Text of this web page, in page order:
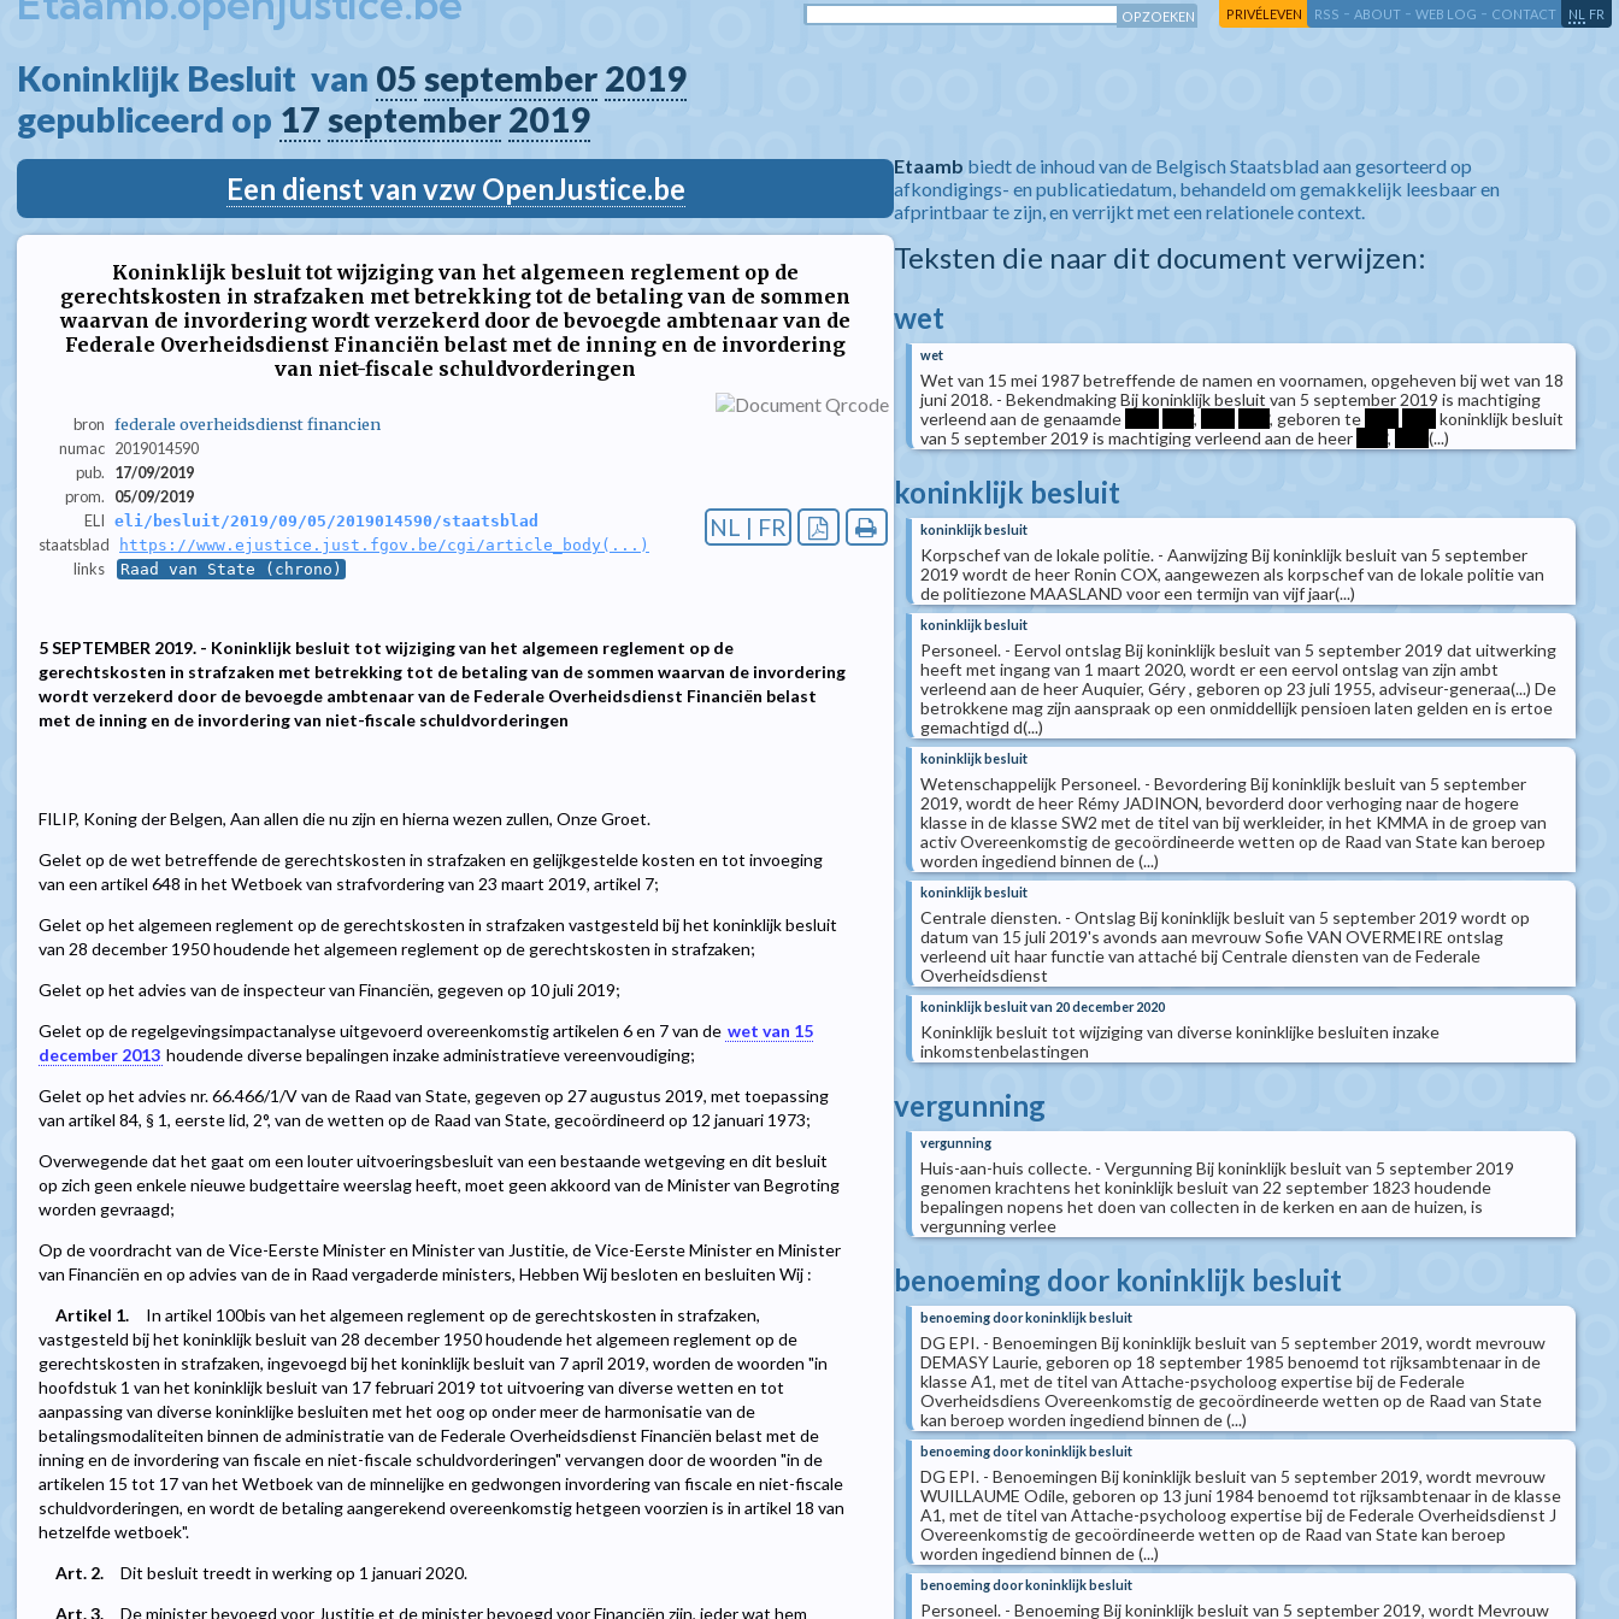
PRIVÉLEVEN RSS - ABOUT - WEB LOG - CONTACT NL FR
Koninklijk Besluit  van 05 september 2019
gepubliceerd op 17 september 2019
Een dienst van vzw OpenJustice.be
Koninklijk besluit tot wijziging van het algemeen reglement op de
gerechtskosten in strafzaken met betrekking tot de betaling van de sommen
waarvan de invordering wordt verzekerd door de bevoegde ambtenaar van de
Federale Overheidsdienst Financiën belast met de inning en de invordering
van niet-fiscale schuldvorderingen
bron federale overheidsdienst financien
numac 2019014590
pub.
17/09/2019
prom.
05/09/2019
ELI eli/besluit/2019/09/05/2019014590/staatsblad
staatsblad https://www.ejustice.just.fgov.be/cgi/article_body(...)
links Raad van State (chrono)
NL | FR
5 SEPTEMBER 2019. - Koninklijk besluit tot wijziging van het algemeen reglement op de
gerechtskosten in strafzaken met betrekking tot de betaling van de sommen waarvan de invordering
wordt verzekerd door de bevoegde ambtenaar van de Federale Overheidsdienst Financiën belast
met de inning en de invordering van niet-fiscale schuldvorderingen
FILIP, Koning der Belgen, Aan allen die nu zijn en hierna wezen zullen, Onze Groet.
Gelet op de wet betreffende de gerechtskosten in strafzaken en gelijkgestelde kosten en tot invoeging
van een artikel 648 in het Wetboek van strafvordering van 23 maart 2019, artikel 7;
Gelet op het algemeen reglement op de gerechtskosten in strafzaken vastgesteld bij het koninklijk besluit
van 28 december 1950 houdende het algemeen reglement op de gerechtskosten in strafzaken;
Gelet op het advies van de inspecteur van Financiën, gegeven op 10 juli 2019;
Gelet op de regelgevingsimpactanalyse uitgevoerd overeenkomstig artikelen 6 en 7 van de wet van 15
december 2013 houdende diverse bepalingen inzake administratieve vereenvoudiging;
Gelet op het advies nr. 66.466/1/V van de Raad van State, gegeven op 27 augustus 2019, met toepassing
van artikel 84, § 1, eerste lid, 2°, van de wetten op de Raad van State, gecoördineerd op 12 januari 1973;
Overwegende dat het gaat om een louter uitvoeringsbesluit van een bestaande wetgeving en dit besluit
op zich geen enkele nieuwe budgettaire weerslag heeft, moet geen akkoord van de Minister van Begroting
worden gevraagd;
Op de voordracht van de Vice-Eerste Minister en Minister van Justitie, de Vice-Eerste Minister en Minister
van Financiën en op advies van de in Raad vergaderde ministers, Hebben Wij besloten en besluiten Wij :
Artikel 1.
In artikel 100bis van het algemeen reglement op de gerechtskosten in strafzaken,
vastgesteld bij het koninklijk besluit van 28 december 1950 houdende het algemeen reglement op de
gerechtskosten in strafzaken, ingevoegd bij het koninklijk besluit van 7 april 2019, worden de woorden "in
hoofdstuk 1 van het koninklijk besluit van 17 februari 2019 tot uitvoering van diverse wetten en tot
aanpassing van diverse koninklijke besluiten met het oog op onder meer de harmonisatie van de
betalingsmodaliteiten binnen de administratie van de Federale Overheidsdienst Financiën belast met de
inning en de invordering van fiscale en niet-fiscale schuldvorderingen" vervangen door de woorden "in de
artikelen 15 tot 17 van het Wetboek van de minnelijke en gedwongen invordering van fiscale en niet-fiscale
schuldvorderingen, en wordt de betaling aangerekend overeenkomstig hetgeen voorzien is in artikel 18 van
hetzelfde wetboek".
Art. 2.
Dit besluit treedt in werking op 1 januari 2020.
Art. 3.
De minister bevoegd voor Justitie et de minister bevoegd voor Financiën zijn, ieder wat hem
Etaamb biedt de inhoud van de Belgisch Staatsblad aan gesorteerd op
afkondigings- en publicatiedatum, behandeld om gemakkelijk leesbaar en
afprintbaar te zijn, en verrijkt met een relationele context.
Teksten die naar dit document verwijzen:
wet
wet
Wet van 15 mei 1987 betreffende de namen en voornamen, opgeheven bij wet van 18
juni 2018. - Bekendmaking Bij koninklijk besluit van 5 september 2019 is machtiging
verleend aan de genaamde
, , geboren te
koninklijk besluit
van 5 september 2019 is machtiging verleend aan de heer
, (...)
koninklijk besluit
koninklijk besluit
Korpschef van de lokale politie. - Aanwijzing Bij koninklijk besluit van 5 september
2019 wordt de heer Ronin COX, aangewezen als korpschef van de lokale politie van
de politiezone MAASLAND voor een termijn van vijf jaar(...)
koninklijk besluit
Personeel. - Eervol ontslag Bij koninklijk besluit van 5 september 2019 dat uitwerking
heeft met ingang van 1 maart 2020, wordt er een eervol ontslag van zijn ambt
verleend aan de heer Auquier, Géry , geboren op 23 juli 1955, adviseur-generaa(...) De
betrokkene mag zijn aanspraak op een onmiddellijk pensioen laten gelden en is ertoe
gemachtigd d(...)
koninklijk besluit
Wetenschappelijk Personeel. - Bevordering Bij koninklijk besluit van 5 september
2019, wordt de heer Rémy JADINON, bevorderd door verhoging naar de hogere
klasse in de klasse SW2 met de titel van bij werkleider, in het KMMA in de groep van
activ Overeenkomstig de gecoördineerde wetten op de Raad van State kan beroep
worden ingediend binnen de (...)
koninklijk besluit
Centrale diensten. - Ontslag Bij koninklijk besluit van 5 september 2019 wordt op
datum van 15 juli 2019's avonds aan mevrouw Sofie VAN OVERMEIRE ontslag
verleend uit haar functie van attaché bij Centrale diensten van de Federale
Overheidsdienst
koninklijk besluit van 20 december 2020
Koninklijk besluit tot wijziging van diverse koninklijke besluiten inzake
inkomstenbelastingen
vergunning
vergunning
Huis-aan-huis collecte. - Vergunning Bij koninklijk besluit van 5 september 2019
genomen krachtens het koninklijk besluit van 22 september 1823 houdende
bepalingen nopens het doen van collecten in de kerken en aan de huizen, is
vergunning verlee
benoeming door koninklijk besluit
benoeming door koninklijk besluit
DG EPI. - Benoemingen Bij koninklijk besluit van 5 september 2019, wordt mevrouw
DEMASY Laurie, geboren op 18 september 1985 benoemd tot rijksambtenaar in de
klasse A1, met de titel van Attache-psycholoog expertise bij de Federale
Overheidsdiens Overeenkomstig de gecoördineerde wetten op de Raad van State
kan beroep worden ingediend binnen de (...)
benoeming door koninklijk besluit
DG EPI. - Benoemingen Bij koninklijk besluit van 5 september 2019, wordt mevrouw
WUILLAUME Odile, geboren op 13 juni 1984 benoemd tot rijksambtenaar in de klasse
A1, met de titel van Attache-psycholoog expertise bij de Federale Overheidsdienst J
Overeenkomstig de gecoördineerde wetten op de Raad van State kan beroep
worden ingediend binnen de (...)
benoeming door koninklijk besluit
Personeel. - Benoeming Bij koninklijk besluit van 5 september 2019, wordt Mevrouw